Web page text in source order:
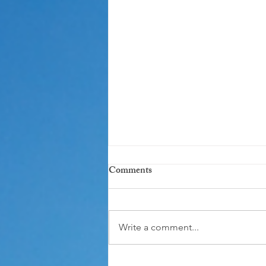
甚麼是「基模治療」?
Comments
Write a comment...